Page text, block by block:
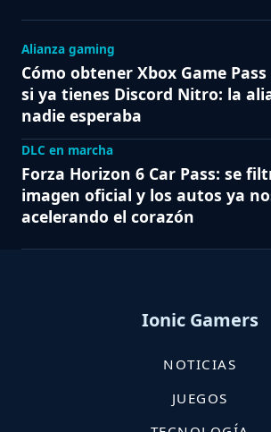
Alianza gaming
Cómo obtener Xbox Game
si ya tienes Discord Nitro: la
nadie esperaba
DLC en marcha
Forza Horizon 6 Car Pass: se
imagen oficial y los autos ya
acelerando el corazón
Ionic Gamers
NOTICIAS
JUEGOS